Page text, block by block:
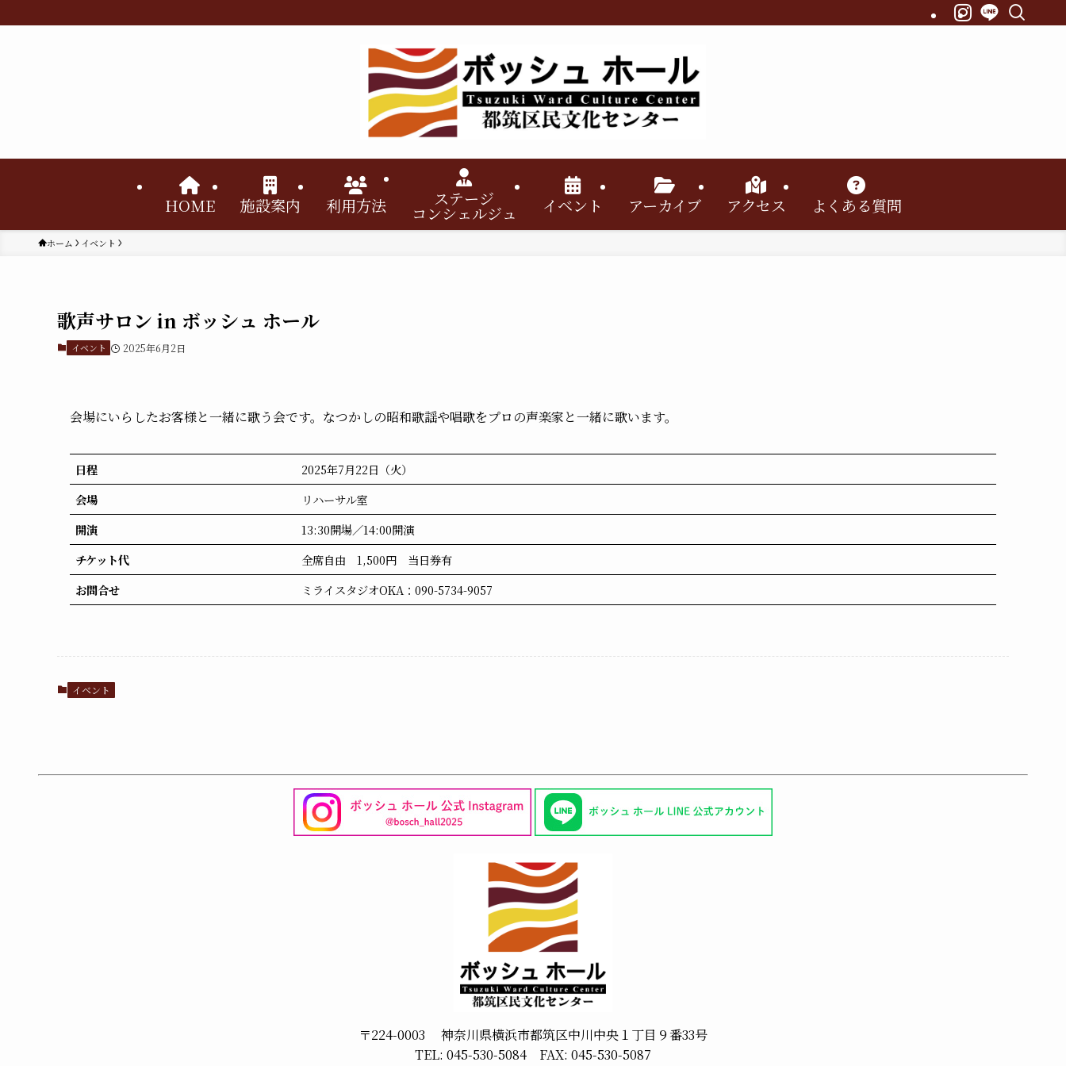
HOME 施設案内 利用方法 ステージ
コンシェルジュ イベント アーカイブ アクセス よくある質問
ホーム イベント
歌声サロン in ボッシュ ホール
イベント 2025年6月2日
会場にいらしたお客様と一緒に歌う会です。なつかしの昭和歌謡や唱歌をプロの声楽家と一緒に歌います。
日程
2025年7月22日（火）
会場
リハーサル室
開演
13:30開場／14:00開演
チケット代
全席自由 1,500円 当日券有
お問合せ
ミライスタジオOKA：090-5734-9057
イベント
〒224-0003 神奈川県横浜市都筑区中川中央１丁目９番33号
TEL: 045-530-5084 FAX: 045-530-5087